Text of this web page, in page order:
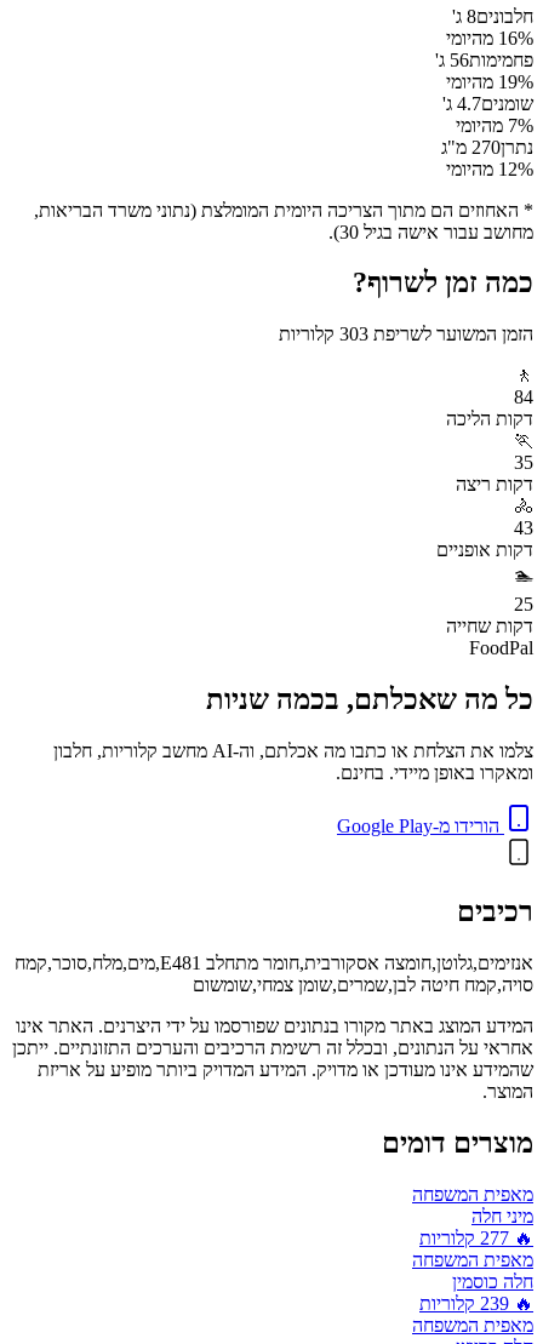
חלבונים8 ג'
16% מהיומי
פחמימות56 ג'
19% מהיומי
שומנים4.7 ג'
7% מהיומי
נתרן270 מ"ג
12% מהיומי
* האחוזים הם מתוך הצריכה היומית המומלצת (נתוני משרד הבריאות,
מחושב עבור אישה בגיל 30).
כמה זמן לשרוף?
הזמן המשוער לשריפת 303 קלוריות
🚶
84
דקות הליכה
🏃
35
דקות ריצה
🚴
43
דקות אופניים
🏊
25
דקות שחייה
FoodPal
כל מה שאכלתם, בכמה שניות
צלמו את הצלחת או כתבו מה אכלתם, וה-AI מחשב קלוריות, חלבון
ומאקרו באופן מיידי. בחינם.
הורידו מ-Google Play
רכיבים
אנזימים,גלוטן,חומצה אסקורבית,חומר מתחלב E481,מים,מלח,סוכר,קמח
סויה,קמח חיטה לבן,שמרים,שומן צמחי,שומשום
המידע המוצג באתר מקורו בנתונים שפורסמו על ידי היצרנים. האתר אינו
אחראי על הנתונים, ובכלל זה רשימת הרכיבים והערכים התזונתיים. ייתכן
שהמידע אינו מעודכן או מדויק. המידע המדויק ביותר מופיע על אריזת
המוצר.
מוצרים דומים
מאפית המשפחה
מיני חלה
🔥
277 קלוריות
מאפית המשפחה
חלה כוסמין
🔥
239 קלוריות
מאפית המשפחה